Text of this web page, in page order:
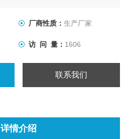
厂商性质： 生产厂家
访 问 量： 1606
联系我们
详情介绍